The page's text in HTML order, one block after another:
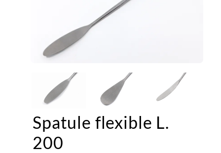
Spatule flexible L.
200